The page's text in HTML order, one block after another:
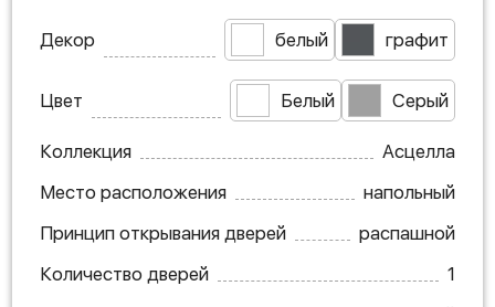
Декор белый графит
Цвет Белый Серый
Коллекция
Асцелла
Место расположения
напольный
Принцип открывания дверей
распашной
Количество дверей
1